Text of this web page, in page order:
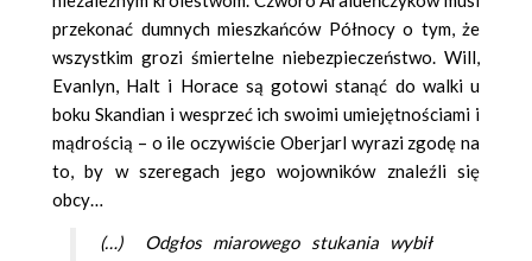
przekonać dumnych mieszkańców Północy o tym, że
wszystkim grozi śmiertelne niebezpieczeństwo. Will,
Evanlyn, Halt i Horace są gotowi stanąć do walki u
boku Skandian i wesprzeć ich swoimi umiejętnościami i
mądrością – o ile oczywiście Oberjarl wyrazi zgodę na
to, by w szeregach jego wojowników znaleźli się
obcy…
(…) Odgłos miarowego stukania wybił